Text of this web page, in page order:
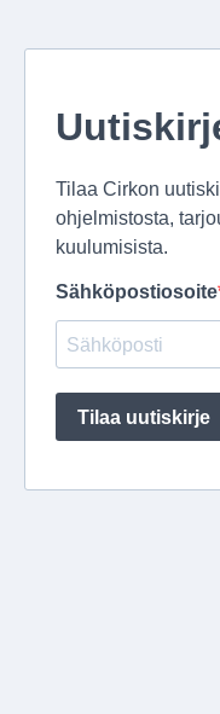
Tilaa Cirkon
ohjelmistosta,
kuulumisista.
Sähköpostiosoite
Tilaa uutiskirje